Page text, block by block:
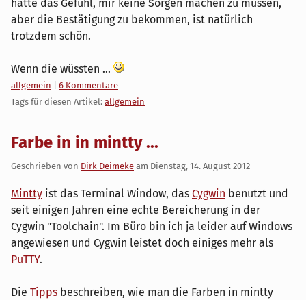
hatte das Gefühl, mir keine Sorgen machen zu müssen,
aber die Bestätigung zu bekommen, ist natürlich
trotzdem schön.
Wenn die wüssten ...
Kategorien:
allgemein
6 Kommentare
Tags für diesen Artikel: allgemein
Farbe in in mintty ...
Geschrieben von Dirk Deimeke am Dienstag, 14. August 2012
Mintty ist das Terminal Window, das Cygwin benutzt und
seit einigen Jahren eine echte Bereicherung in der
Cygwin "Toolchain". Im Büro bin ich ja leider auf Windows
angewiesen und Cygwin leistet doch einiges mehr als
PuTTY.
Die Tipps beschreiben, wie man die Farben in mintty